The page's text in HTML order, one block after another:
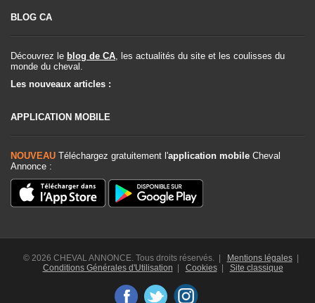
BLOG CA
Découvrez le blog de CA , les actualités du site et les coulisses du
monde du cheval.
Les nouveaux articles :
APPLICATION MOBILE
NOUVEAU Téléchargez gratuitement l'application mobile Cheval
Annonce :
© 2026 CHEVAL ANNONCE. Tous droits réservés. | Mentions légales|
Conditions Générales d'Utilisation | Cookies| Site classique